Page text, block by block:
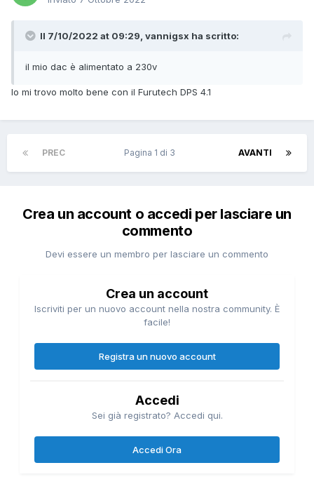
Il 7/10/2022 at 09:29, vannigsx ha scritto:
il mio dac è alimentato a 230v
Io mi trovo molto bene con il Furutech DPS 4.1
PREC AVANTI
Pagina 1 di 3
Crea un account o accedi per lasciare un
commento
Devi essere un membro per lasciare un commento
Crea un account
Iscriviti per un nuovo account nella nostra community. È
facile!
Registra un nuovo account
Accedi
Sei già registrato? Accedi qui.
Accedi Ora